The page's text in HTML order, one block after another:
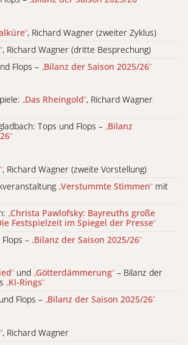
“, Richard Wagner (zweiter Zyklus)
“, Richard Wagner (dritte Besprechung)
Flops – „Bilanz der Saison 2025/26“
„Das Rheingold“, Richard Wagner
Tops und Flops – „Bilanz
“
“, Richard Wagner (zweite Vorstellung)
„Verstummte Stimmen“ mit
„Christa Pawlofsky: Bayreuths große
Festspielzeit im Spiegel der Presse“
– „Bilanz der Saison 2025/26“
“ und „Götterdämmerung“ – Bilanz der
„KI-Rings“
Flops – „Bilanz der Saison 2025/26“
“, Richard Wagner